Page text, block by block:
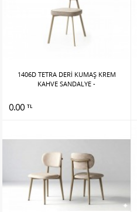
1406D TETRA DERİ KUMAŞ KREM
KAHVE SANDALYE -
0.00 TL